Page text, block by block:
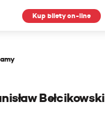
Kup bilety on-line
Bełcikowski